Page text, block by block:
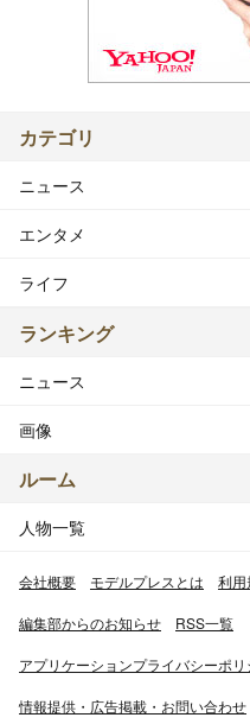
カテゴリ
ニュース
エンタメ
ライフ
ランキング
ニュース
画像
ルーム
人物一覧
会社概要 モデルプレスとは 利用
編集部からのお知らせ RSS一覧
アプリケーションプライバシーポリ
情報提供・広告掲載・お問い合わせ